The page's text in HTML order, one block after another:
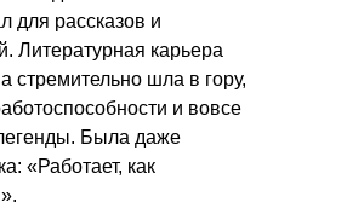
для рассказов и
Литературная карьера
стремительно шла в гору,
и вовсе
Была даже
«Работает, как